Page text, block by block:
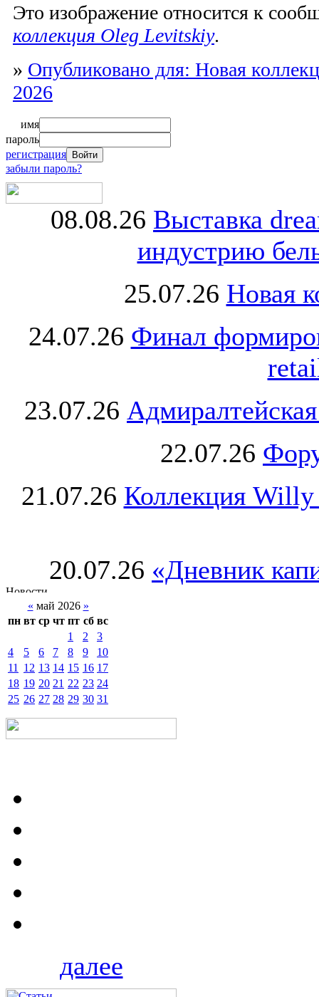
Это изображение относится к
коллекция Oleg Levitskiy.
» Опубликовано для: Новая
2026
имя
пароль
регистрация
забыли пароль?
08.08.26 Выставка
индустрию
25.07.26 Новая
24.07.26 Финал
23.07.26
22.07.26
21.07.26 Коллекция Willy
20.07.26 «Дневник
« май 2026 »
пн вт ср чт пт сб вс
1
2
3
4
5 6 7 8 9
10
11
12 13 14 15 16 17
18 19 20 21 22 23 24
25 26 27 28 29 30 31
далее